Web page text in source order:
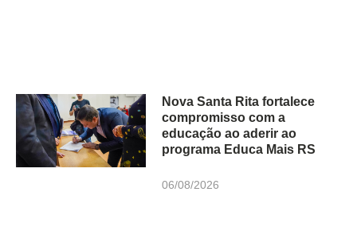
Nova Santa Rita fortalece
compromisso com a
educação ao aderir ao
programa Educa Mais RS
06/08/2026